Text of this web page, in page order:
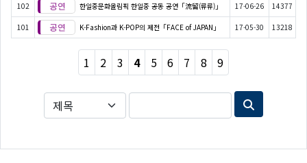
102 한일중문화올림픽 한일중 공동 공연「流留(류류)」 17-06-26 14377
101 K-Fashion과 K-POP의 제전「FACE of JAPAN」 17-05-30 13218
1 2 3 4 5 6 7 8 9